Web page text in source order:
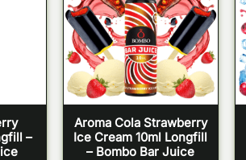
–
Aroma Cola Strawberry
Ice Cream 10ml Longfill
– Bombo Bar Juice